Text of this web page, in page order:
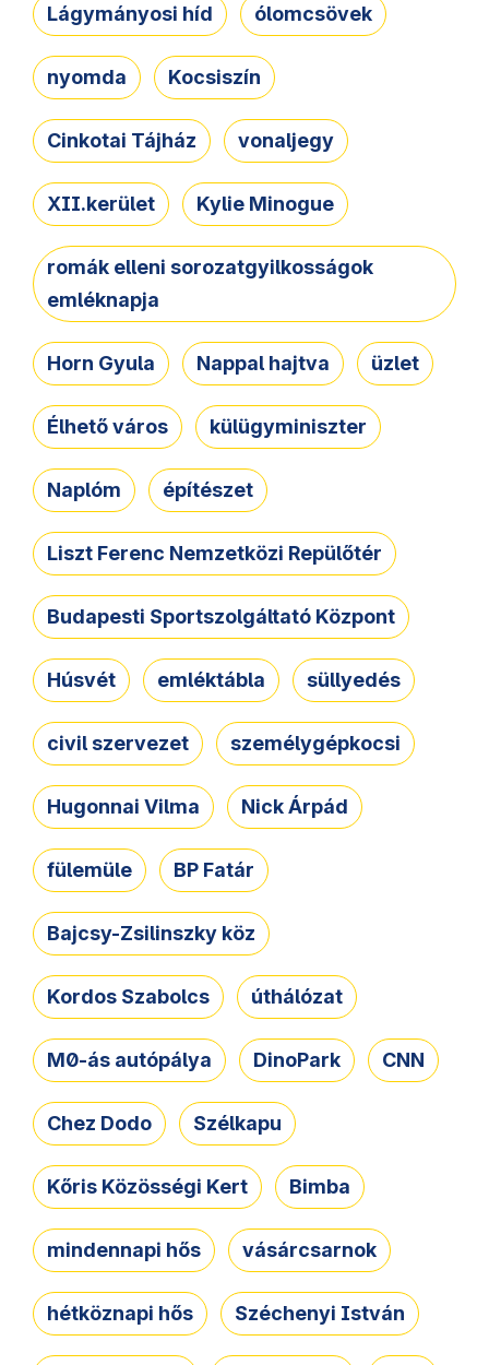
Lágymányosi híd ólomcsövek
nyomda Kocsiszín
Cinkotai Tájház vonaljegy
XII.kerület Kylie Minogue
romák elleni sorozatgyilkosságok
emléknapja
Horn Gyula Nappal hajtva üzlet
Élhető város külügyminiszter
Naplóm építészet
Liszt Ferenc Nemzetközi Repülőtér
Budapesti Sportszolgáltató Központ
Húsvét emléktábla süllyedés
civil szervezet személygépkocsi
Hugonnai Vilma Nick Árpád
fülemüle BP Fatár
Bajcsy-Zsilinszky köz
Kordos Szabolcs úthálózat
M0-ás autópálya DinoPark CNN
Chez Dodo Szélkapu
Kőris Közösségi Kert Bimba
mindennapi hős vásárcsarnok
hétköznapi hős Széchenyi István